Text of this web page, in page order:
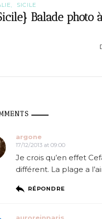
SICILE
Balade photo
argone
17/12/2013 at 09:00
Je crois qu’en effet
différent. La plage a
RÉPONDRE